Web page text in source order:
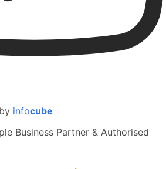
infocube
Business Partner & Authorised